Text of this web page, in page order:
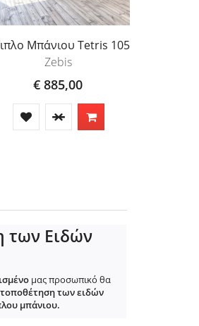
Μπάνιου Tetris 105
Zebis
€ 885,00
των Ειδών
μας προσωπικό θα
τοποθέτηση των ειδών
μπάνιου.